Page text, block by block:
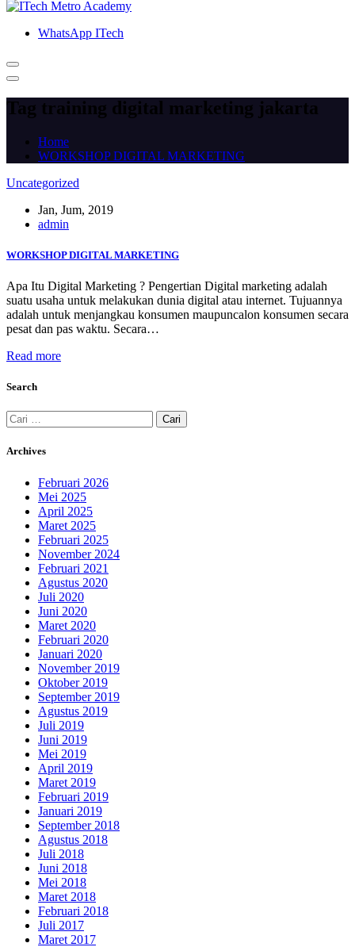
WhatsApp ITech
Tag training digital marketing jakarta
Home
WORKSHOP DIGITAL MARKETING
Uncategorized
Jan, Jum, 2019
admin
WORKSHOP DIGITAL MARKETING
Apa Itu Digital Marketing ? Pengertian Digital marketing adalah
suatu usaha untuk melakukan dunia digital atau internet. Tujuannya
adalah untuk menjangkau konsumen maupuncalon konsumen secara
pesat dan pas waktu. Secara…
Read more
Search
Cari
untuk:
Archives
Februari 2026
Mei 2025
April 2025
Maret 2025
Februari 2025
November 2024
Februari 2021
Agustus 2020
Juli 2020
Juni 2020
Maret 2020
Februari 2020
Januari 2020
November 2019
Oktober 2019
September 2019
Agustus 2019
Juli 2019
Juni 2019
Mei 2019
April 2019
Maret 2019
Februari 2019
Januari 2019
September 2018
Agustus 2018
Juli 2018
Juni 2018
Mei 2018
Maret 2018
Februari 2018
Juli 2017
Maret 2017